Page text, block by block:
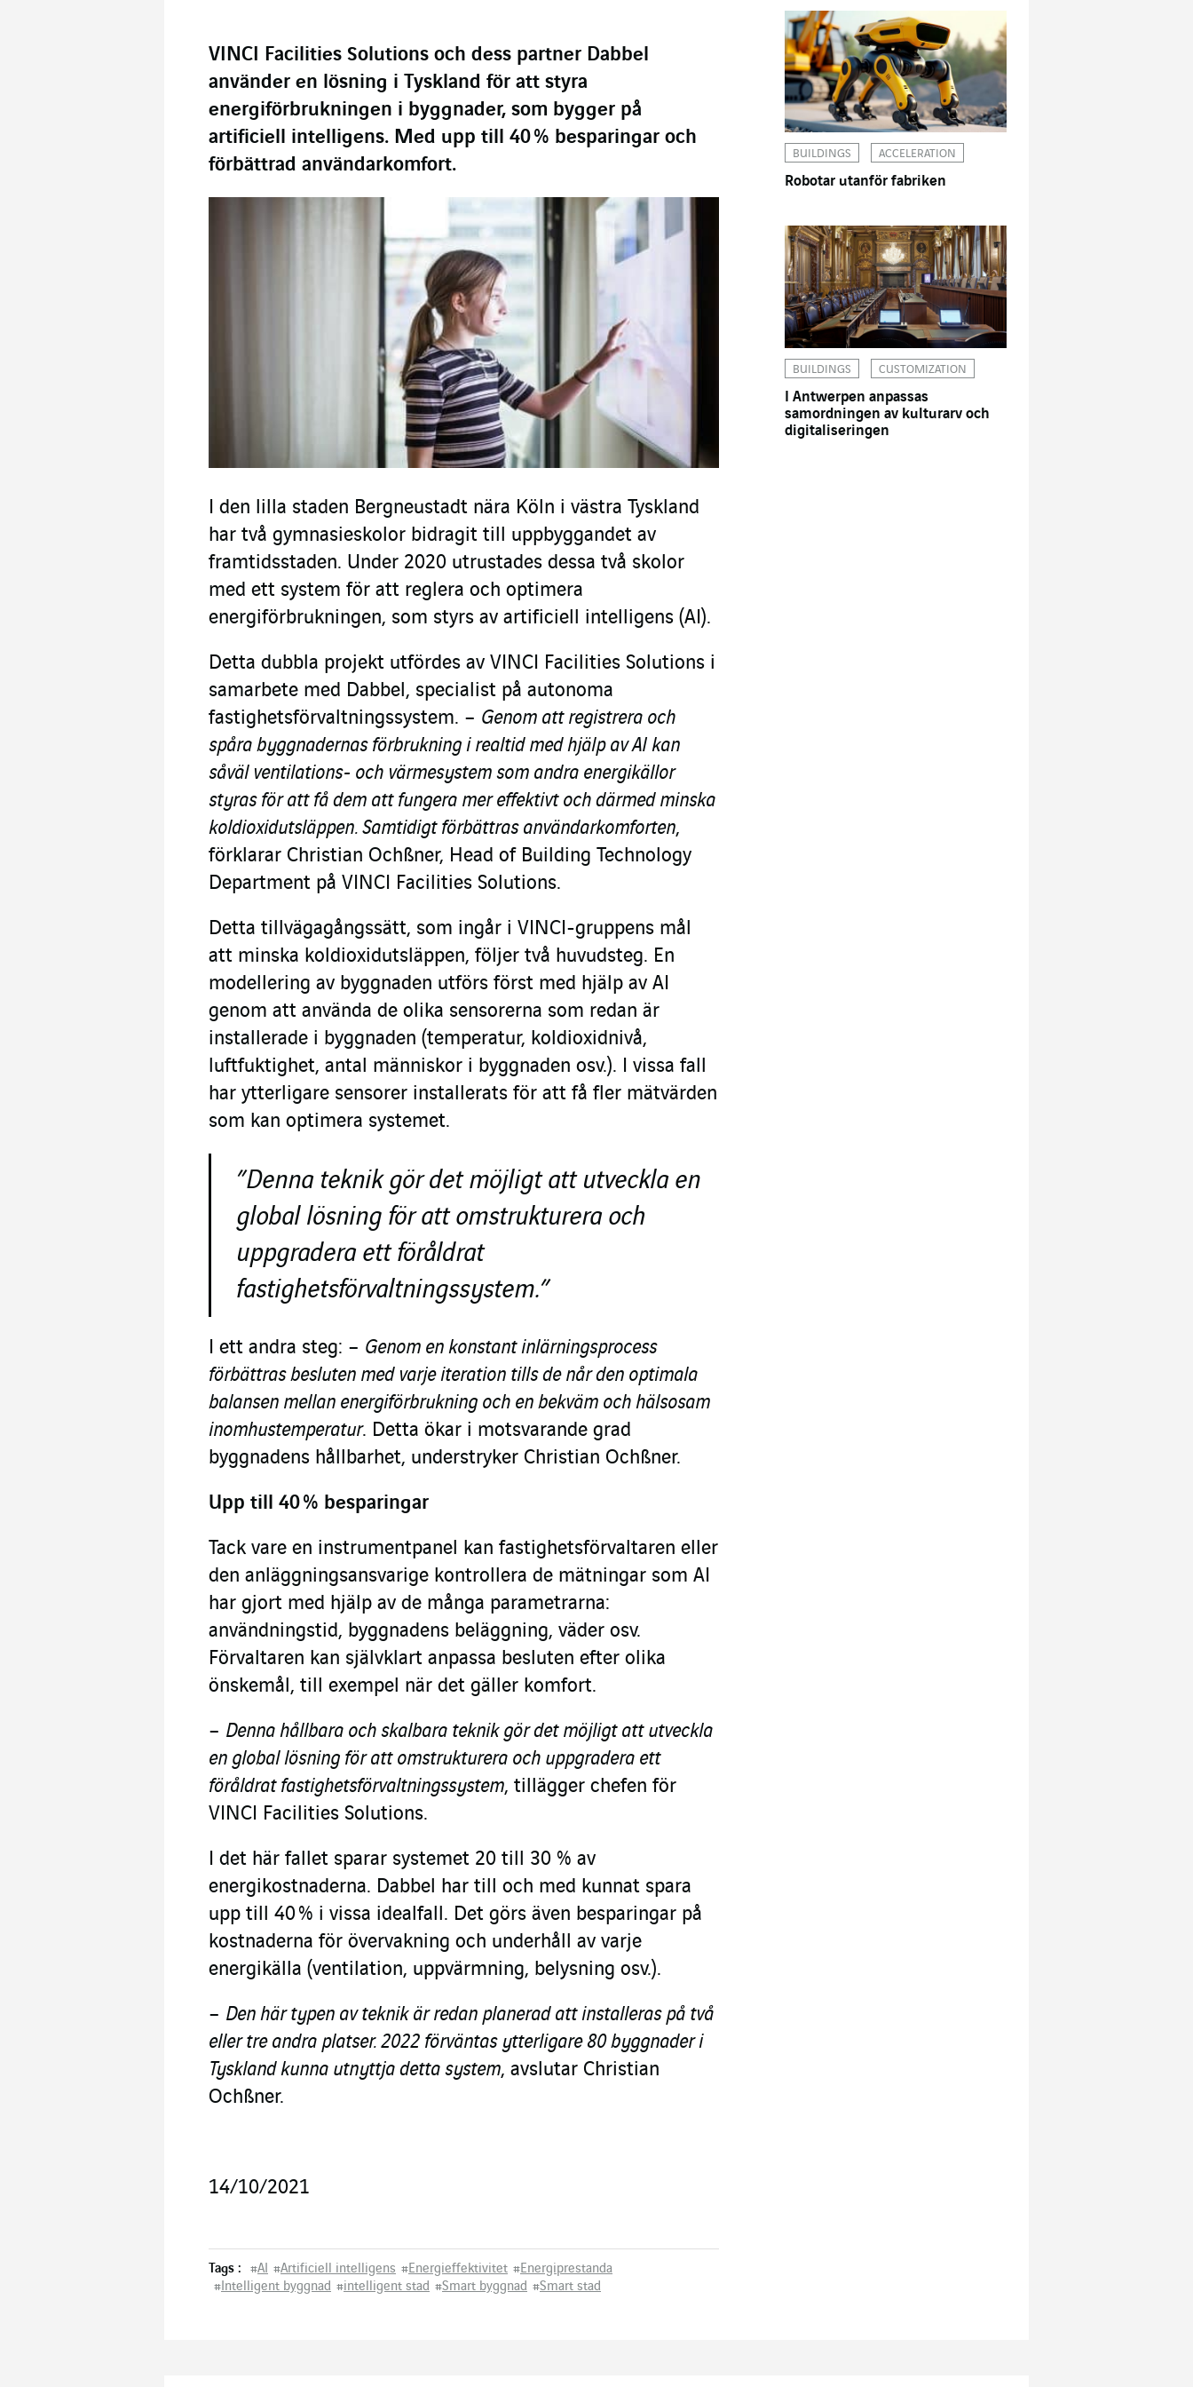
VINCI Facilities Solutions och dess partner Dabbel
använder en lösning i Tyskland för att styra
energiförbrukningen i byggnader, som bygger på
artificiell intelligens. Med upp till 40 % besparingar och
förbättrad användarkomfort.
I den lilla staden Bergneustadt nära Köln i västra Tyskland
har två gymnasieskolor bidragit till uppbyggandet av
framtidsstaden. Under 2020 utrustades dessa två skolor
med ett system för att reglera och optimera
energiförbrukningen, som styrs av artificiell intelligens (AI).
Detta dubbla projekt utfördes av VINCI Facilities Solutions i
samarbete med Dabbel, specialist på autonoma
fastighetsförvaltningssystem. – Genom att registrera och
spåra byggnadernas förbrukning i realtid med hjälp av AI kan
såväl ventilations- och värmesystem som andra energikällor
styras för att få dem att fungera mer effektivt och därmed minska
koldioxidutsläppen. Samtidigt förbättras användarkomforten,
förklarar Christian Ochßner, Head of Building Technology
Department på VINCI Facilities Solutions.
Detta tillvägagångssätt, som ingår i VINCI-gruppens mål
att minska koldioxidutsläppen, följer två huvudsteg. En
modellering av byggnaden utförs först med hjälp av AI
genom att använda de olika sensorerna som redan är
installerade i byggnaden (temperatur, koldioxidnivå,
luftfuktighet, antal människor i byggnaden osv.). I vissa fall
har ytterligare sensorer installerats för att få fler mätvärden
som kan optimera systemet.
”Denna teknik gör det möjligt att utveckla en
global lösning för att omstrukturera och
uppgradera ett föråldrat
fastighetsförvaltningssystem.”
I ett andra steg: – Genom en konstant inlärningsprocess
förbättras besluten med varje iteration tills de når den optimala
balansen mellan energiförbrukning och en bekväm och hälsosam
inomhustemperatur. Detta ökar i motsvarande grad
byggnadens hållbarhet, understryker Christian Ochßner.
Upp till 40 % besparingar
Tack vare en instrumentpanel kan fastighetsförvaltaren eller
den anläggningsansvarige kontrollera de mätningar som AI
har gjort med hjälp av de många parametrarna:
användningstid, byggnadens beläggning, väder osv.
Förvaltaren kan självklart anpassa besluten efter olika
önskemål, till exempel när det gäller komfort.
– Denna hållbara och skalbara teknik gör det möjligt att utveckla
en global lösning för att omstrukturera och uppgradera ett
föråldrat fastighetsförvaltningssystem, tillägger chefen för
VINCI Facilities Solutions.
I det här fallet sparar systemet 20 till 30 % av
energikostnaderna. Dabbel har till och med kunnat spara
upp till 40 % i vissa idealfall. Det görs även besparingar på
kostnaderna för övervakning och underhåll av varje
energikälla (ventilation, uppvärmning, belysning osv.).
– Den här typen av teknik är redan planerad att installeras på två
eller tre andra platser. 2022 förväntas ytterligare 80 byggnader i
Tyskland kunna utnyttja detta system, avslutar Christian
Ochßner.
14/10/2021
Tags : #AI #Artificiell intelligens #Energieffektivitet #Energiprestanda
#Intelligent byggnad #intelligent stad #Smart byggnad #Smart stad
BUILDINGS ACCELERATION
Robotar utanför fabriken
BUILDINGS CUSTOMIZATION
I Antwerpen anpassas
samordningen av kulturarv och
digitaliseringen